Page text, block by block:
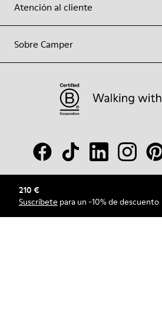
210 €
Suscríbete para un -10% de descuento
Atención al cliente
Sobre Camper
© Camper, 2026